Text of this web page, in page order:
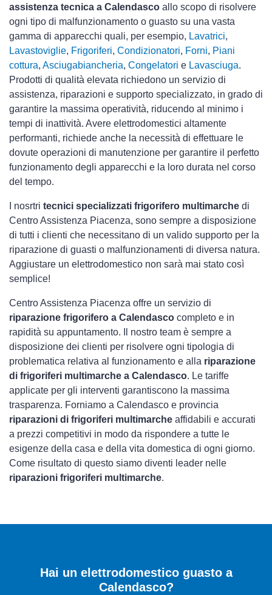
assistenza tecnica a Calendasco allo scopo di risolvere
ogni tipo di malfunzionamento o guasto su una vasta
gamma di apparecchi quali, per esempio, Lavatrici,
Lavastoviglie, Frigoriferi, Condizionatori, Forni, Piani
cottura, Asciugabiancheria, Congelatori e Lavasciuga.
Prodotti di qualità elevata richiedono un servizio di
assistenza, riparazioni e supporto specializzato, in grado di
garantire la massima operatività, riducendo al minimo i
tempi di inattività. Avere elettrodomestici altamente
performanti, richiede anche la necessità di effettuare le
dovute operazioni di manutenzione per garantire il perfetto
funzionamento degli apparecchi e la loro durata nel corso
del tempo.
I nosrtri tecnici specializzati frigorifero multimarche di
Centro Assistenza Piacenza, sono sempre a disposizione
di tutti i clienti che necessitano di un valido supporto per la
riparazione di guasti o malfunzionamenti di diversa natura.
Aggiustare un elettrodomestico non sarà mai stato così
semplice!
Centro Assistenza Piacenza offre un servizio di
riparazione frigorifero a Calendasco completo e in
rapidità su appuntamento. Il nostro team è sempre a
disposizione dei clienti per risolvere ogni tipologia di
problematica relativa al funzionamento e alla riparazione
di frigoriferi multimarche a Calendasco. Le tariffe
applicate per gli interventi garantiscono la massima
trasparenza. Forniamo a Calendasco e provincia
riparazioni di frigoriferi multimarche affidabili e accurati
a prezzi competitivi in modo da rispondere a tutte le
esigenze della casa e della vita domestica di ogni giorno.
Come risultato di questo siamo diventi leader nelle
riparazioni frigoriferi multimarche.
Hai un elettrodomestico guasto a
Calendasco?